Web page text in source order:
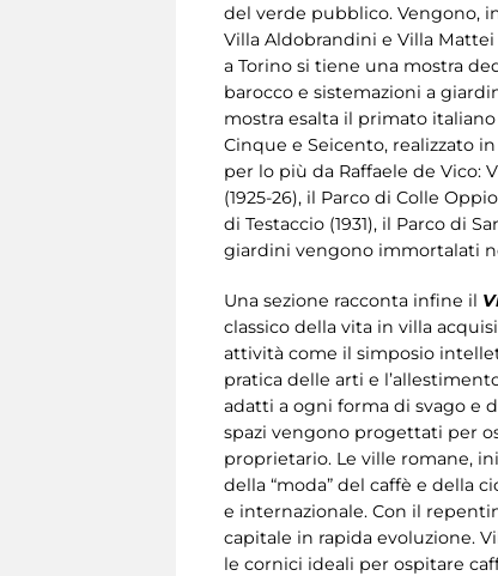
del verde pubblico. Vengono,
Villa Aldobrandini e Villa
a Torino si tiene una mostra
barocco e sistemazioni a
mostra esalta il primato
Cinque e Seicento, realizzato
per lo più da Raffaele de Vico:
(1925-26), il Parco di Colle
di Testaccio (1931), il Parco di
giardini vengono immortalati
Una sezione racconta infine il
classico della vita in villa
attività come il simposio
pratica delle arti e
adatti a ogni forma di svago e
spazi vengono progettati per
proprietario. Le ville romane,
della “moda” del caffè e della
e internazionale. Con il
capitale in rapida evoluzione.
le cornici ideali per ospitare